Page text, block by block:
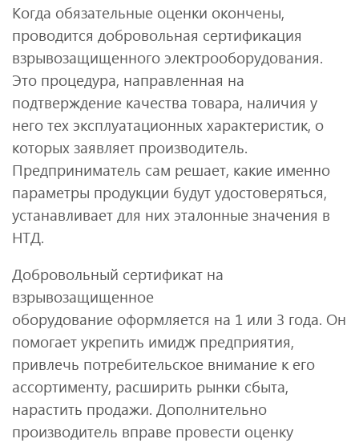
Когда обязательные оценки окончены,
проводится добровольная сертификация
взрывозащищенного электрооборудования.
Это процедура, направленная на
подтверждение качества товара, наличия у
него тех эксплуатационных характеристик, о
которых заявляет производитель.
Предприниматель сам решает, какие именно
параметры продукции будут удостоверяться,
устанавливает для них эталонные значения в
НТД.
Добровольный сертификат на
взрывозащищенное
оборудование оформляется на 1 или 3 года. Он
помогает укрепить имидж предприятия,
привлечь потребительское внимание к его
ассортименту, расширить рынки сбыта,
нарастить продажи. Дополнительно
производитель вправе провести оценку